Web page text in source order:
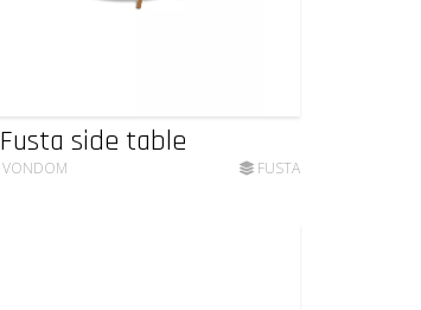
Fusta side table
VONDOM FUSTA